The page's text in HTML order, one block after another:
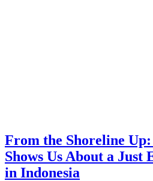
From the Shoreline
Shows Us About a Just
in Indonesia